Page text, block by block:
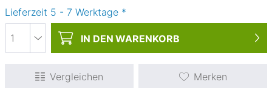
Lieferzeit 5 - 7 Werktage *
IN DEN WARENKORB
Vergleichen Merken